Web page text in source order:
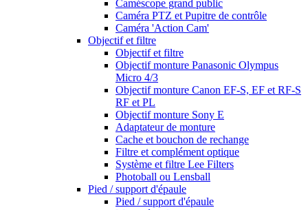
Caméscope grand public
Caméra PTZ et Pupitre de contrôle
Caméra 'Action Cam'
Objectif et filtre
Objectif et filtre
Objectif monture Panasonic Olympus
Micro 4/3
Objectif monture Canon EF-S, EF et RF-S
RF et PL
Objectif monture Sony E
Adaptateur de monture
Cache et bouchon de rechange
Filtre et complément optique
Système et filtre Lee Filters
Photoball ou Lensball
Pied / support d'épaule
Pied / support d'épaule